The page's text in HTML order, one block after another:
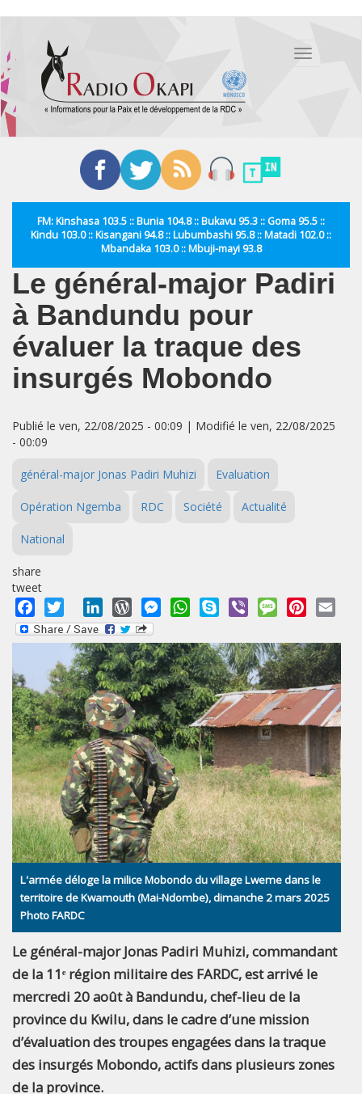
contenu
principal
Toggle
FM: Kinshasa 103.5 :: Bunia 104.8 :: Bukavu 95.3 :: Goma 95.5 ::
Kindu 103.0 :: Kisangani 94.8 :: Lubumbashi 95.8 :: Matadi 102.0 ::
Mbandaka 103.0 :: Mbuji-mayi 93.8
Le général-major Padiri
à Bandundu pour
évaluer la traque des
insurgés Mobondo
Publié le ven, 22/08/2025 - 00:09 | Modifié le ven, 22/08/2025
- 00:09
général-major Jonas Padiri Muhizi Evaluation
Opération Ngemba RDC Société Actualité
National
share
tweet
Facebook
Twitter LinkedInWordPressMessengerWhatsApp
Skype Viber MessagePinterest
L'armée déloge la milice Mobondo du village Lweme dans le
territoire de Kwamouth (Mai-Ndombe), dimanche 2 mars 2025
Photo FARDC
Le général-major Jonas Padiri Muhizi, commandant
de la 11ᵉ région militaire des FARDC, est arrivé le
mercredi 20 août à Bandundu, chef-lieu de la
province du Kwilu, dans le cadre d’une mission
d’évaluation des troupes engagées dans la traque
des insurgés Mobondo, actifs dans plusieurs zones
de la province.